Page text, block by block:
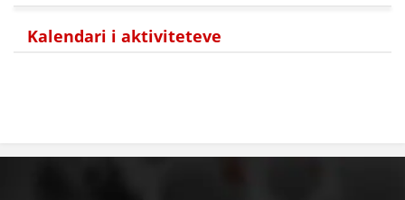
Kalendari i aktiviteteve